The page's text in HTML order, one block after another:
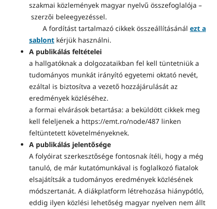
szakmai közlemények magyar nyelvű összefoglalója –
szerzői beleegyezéssel.
A fordítást tartalmazó cikkek összeállításánál ezt a
sablontkérjük használni.
A publikálás feltételei
a hallgatóknak a dolgozataikban fel kell tüntetniük a
tudományos munkát irányító egyetemi oktató nevét,
ezáltal is biztosítva a vezető hozzájárulását az
eredmények közléséhez.
a formai elvárások betartása: a beküldött cikkek meg
kell feleljenek a https://emt.ro/node/487 linken
feltüntetett követelményeknek.
A publikálás jelentősége
A folyóirat szerkesztősége fontosnak ítéli, hogy a még
tanuló, de már kutatómunkával is foglalkozó fiatalok
elsajátítsák a tudományos eredmények közlésének
módszertanát. A diákplatform létrehozása hiánypótló,
eddig ilyen közlési lehetőség magyar nyelven nem állt